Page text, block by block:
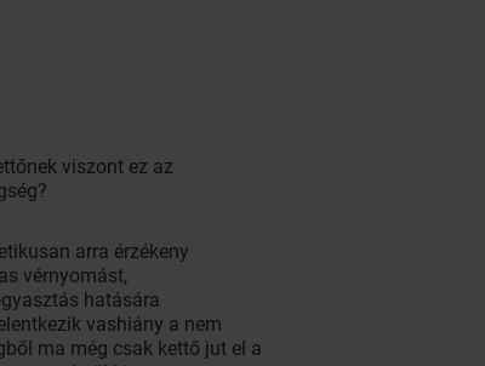
viszont ez az
arra érzékeny
vérnyomást,
hatására
vashiány a nem
ma még csak kettő jut el a